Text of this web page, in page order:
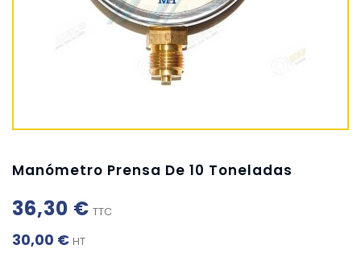
Manómetro Prensa De 10 Toneladas
36,30 € TTC
30,00 € HT